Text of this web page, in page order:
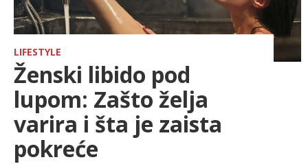
SHOWBIZ
HRONIKA
PINKOVE ZVEZDE
ODEON
SPORT
LIFESTYLE
Ženski libido pod
lupom: Zašto želja
varira i šta je zaista
pokreće